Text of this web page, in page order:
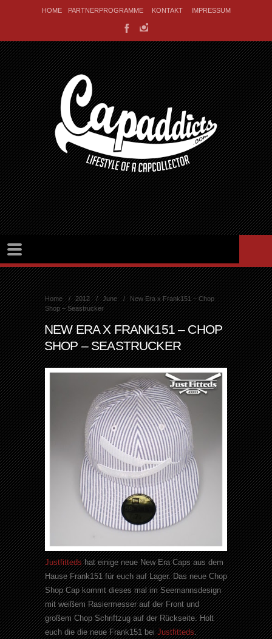
HOME PARTNERPROGRAMME KONTAKT IMPRESSUM
Home 2012 June
New Era x Frank151 – Chop
Shop – Seastrucker
NEW ERA X FRANK151 – CHOP
SHOP – SEASTRUCKER
JustfittedshateinigeneueNew Era Capsaus dem
Hause Frank151 für euch auf Lager. Das neueChop
Shop Capkommt dieses mal imSeemannsdesign
mit weißemRasiermesserauf der Front und
großemChopSchriftzug auf der Rückseite. Holt
euch die die neue Frank151 beiJustfitteds.